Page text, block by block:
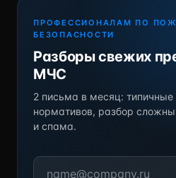
ПРОФЕССИОНАЛАМ ПО
БЕЗОПАСНОСТИ
Разборы свежих
МЧС
2 письма в месяц:
нормативов, разбор
и спама.